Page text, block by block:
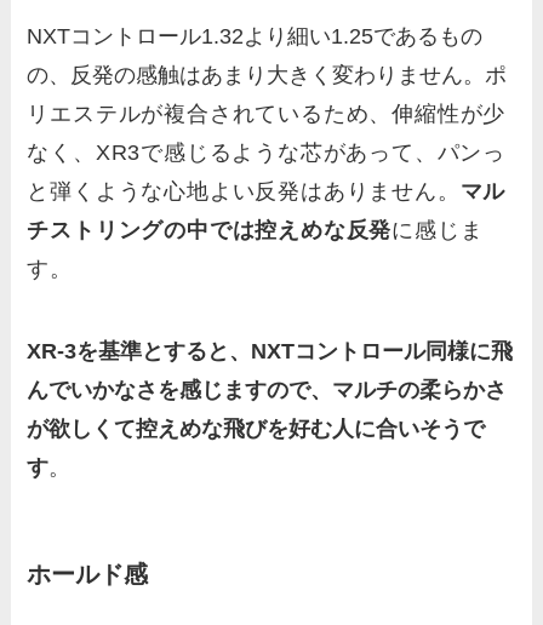
NXTコントロール1.32より細い1.25であるもの
の、反発の感触はあまり大きく変わりません。ポ
リエステルが複合されているため、伸縮性が少
なく、XR3で感じるような芯があって、パンっ
と弾くような心地よい反発はありません。 マル
チストリングの中では控えめな反発に感じま
す。
XR-3を基準とすると、NXTコントロール同様に飛
んでいかなさを感じますので、マルチの柔らかさ
が欲しくて控えめな飛びを好む人に合いそうで
す。
ホールド感